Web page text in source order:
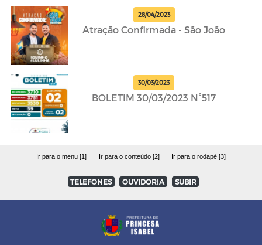
28/04/2023
Atração Confirmada - São João
30/03/2023
BOLETIM 30/03/2023 N°517
Ir para o menu [1] Ir para o conteúdo [2] Ir para o rodapé [3]
TELEFONES OUVIDORIA SUBIR